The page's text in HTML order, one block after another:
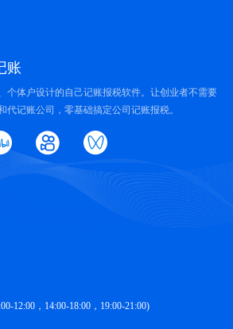
账
个体户设计的自己记账报税软件。让创业者不需要
代记账公司，零基础搞定公司记账报税。
12:00，14:00-18:00，19:00-21:00)